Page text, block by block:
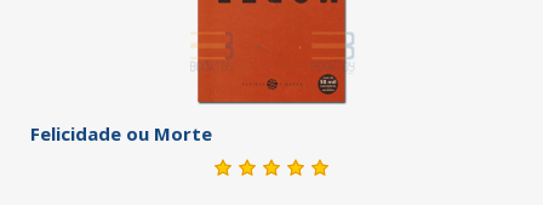
Felicidade ou Morte